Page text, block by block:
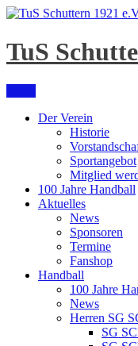
Skip
content
TuS
Der Verein
Historie
Sportangebot
Mitglied
100 Jahre Handball
Aktuelles
News
Sponsoren
Termine
Fanshop
Handball
100 Jahre
News
Herren SG
SG